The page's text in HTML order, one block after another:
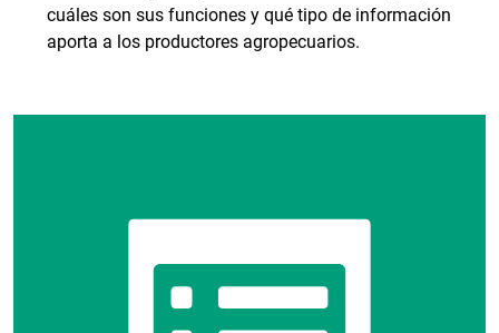
cuáles son sus funciones y qué tipo de información
aporta a los productores agropecuarios.